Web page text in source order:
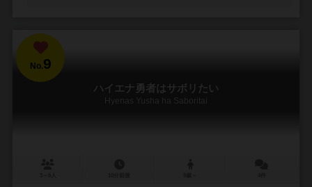
No.9
ハイエナ勇者はサボリたい
Hyenas Yusha ha Saboritai